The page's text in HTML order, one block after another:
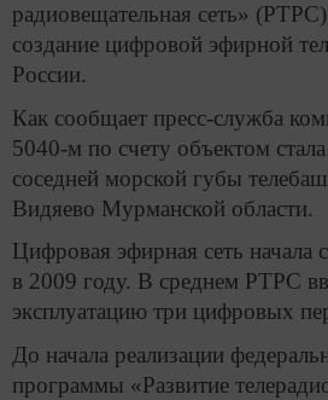
радиовещательная сеть»
создание цифровой эфирной
России.
Как сообщает пресс-служба
5040-м по счету объектом стала
соседней морской губы
Видяево Мурманской области.
Цифровая эфирная сеть начала
в 2009 году. В среднем РТРС
эксплуатацию три цифровых
До начала реализации
программы «Развитие